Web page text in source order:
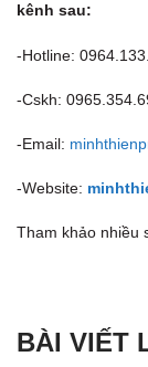
kênh sau:
-Hotline:
-Cskh:
-Email:
-Website:
Tham khảo nhiều
BÀI VIẾT